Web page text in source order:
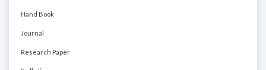
Hand Book
Journal
Research Paper